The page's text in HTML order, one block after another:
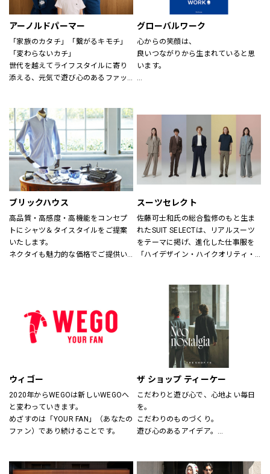
アーノルドパーマー
「家族のカタチ」「繋がるキモチ」
「変わらないカチ」
世代を越えてライフスタイルに寄り
添える、元気で遊び心のあるファッ
れている「アーノルド パーマー」で
す。
※イーアスつくば店ではキッズの取
扱いはございません。
グローバルワーク
心からの笑顔は、
良いつながりから生まれていると思
います。
あなたの大切な人と、もっと笑顔に
なれる服を。
心地よさや好感を大切にした
“Good Feeling Wear”で
そんなつながりを、笑顔を、つくり
続けます。
ともに生きよう
ブリックハウス
高品質・高感度・高機能をコンセプ
トにシャツ＆タイスタイルをご提案
いたします。
ネクタイも魅力的な価格でご提供い
い。
スーツセレクト
佐藤可士和氏の総合監修のもと生ま
れたSUIT SELECTは、リアルスーツ
をテーマに掲げ、進化した仕事服を
「ハイデザイン・ハイクオリティ・
しいビジネスユースな仕事服として
提案しています。
“選ぶ・着る・楽しむ”をテーマに
「合理的に選ぶ事」「楽しく選ぶ
事」その両者がまったく矛盾しない
事を証明する、スーツの新しい買い
方そのものをデザインしたショップ
です。
ウィゴー
2020年からWEGOは新しいWEGOへ
と変わっていきます。
めざすのは「YOUR FAN」（あなたの
ファン）であり続けることです。
ザ ショップ ティーケー
こだわりと遊び心で、心地よい毎日
を。
こだわりのものづくり。
遊び心のあるアイデア。
THE SHOP TKは、心地よい毎日をデ